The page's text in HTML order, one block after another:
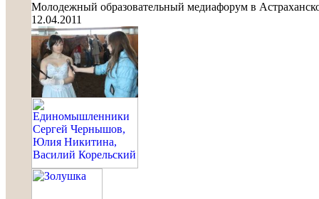
Молодежный образовательный медиафорум в
12.04.2011